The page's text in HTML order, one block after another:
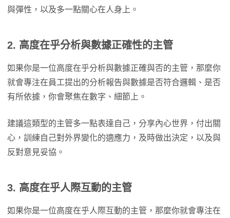
與彈性，以及多一點關心在人身上。
2. 高度在乎分析與數據正確性的主管
如果你是一位高度在乎分析與數據正確與否的主管，那麼你
就會專注在員工提出的分析報告與數據是否符合邏輯、是否
有所依據，你會聚焦在數字、細節上。
建議這類型的主管多一點表達自己，分享內心世界，付出關
心，訓練自己對外界變化的適應力，及時做出決定，以及與
反對意見妥協。
3. 高度在乎人際互動的主管
如果你是一位高度在乎人際互動的主管，那麼你就會專注在